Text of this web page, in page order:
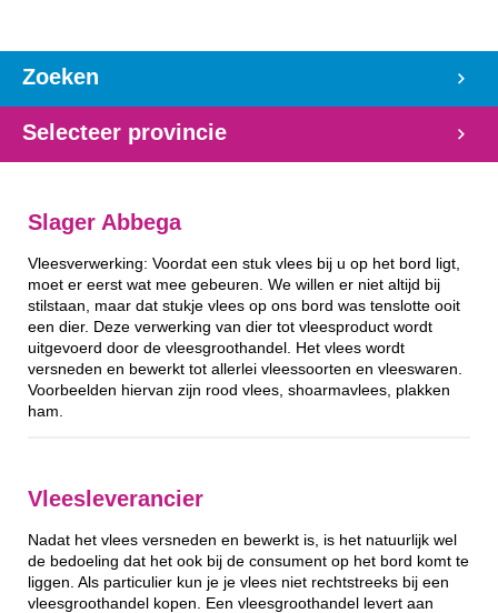
Zoeken
Selecteer provincie
Slager Abbega
Vleesverwerking: Voordat een stuk vlees bij u op het bord ligt,
moet er eerst wat mee gebeuren. We willen er niet altijd bij
stilstaan, maar dat stukje vlees op ons bord was tenslotte ooit
een dier. Deze verwerking van dier tot vleesproduct wordt
uitgevoerd door de vleesgroothandel. Het vlees wordt
versneden en bewerkt tot allerlei vleessoorten en vleeswaren.
Voorbeelden hiervan zijn rood vlees, shoarmavlees, plakken
ham.
Vleesleverancier
Nadat het vlees versneden en bewerkt is, is het natuurlijk wel
de bedoeling dat het ook bij de consument op het bord komt te
liggen. Als particulier kun je je vlees niet rechtstreeks bij een
vleesgroothandel kopen. Een vleesgroothandel levert aan